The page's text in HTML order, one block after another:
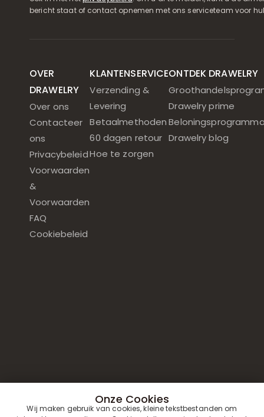
bericht staat of contact opnemen met ons serviceteam voor
OVER
DRAWELRY
Over ons
Contacteer
ons
Privacybeleid
Voorwaarden
&
Voorwaarden
FAQ
Cookiebeleid
KLANTENSERVICE
Verzending &
Levering
Betaalmethoden
60 dagen retour
Hoe te zorgen
ONTDEK DRAWELRY
Drawelry prime
Drawelry blog
Onze Cookies
Wij maken gebruik van cookies, kleine tekstbestanden om